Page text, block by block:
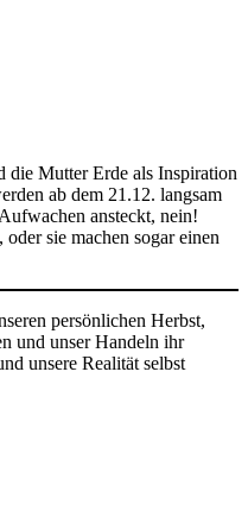
die Mutter Erde als Inspiration
ab dem 21.12. langsam
ansteckt, nein!
sie machen sogar einen
persönlichen Herbst,
und unser Handeln ihr
unsere Realität selbst